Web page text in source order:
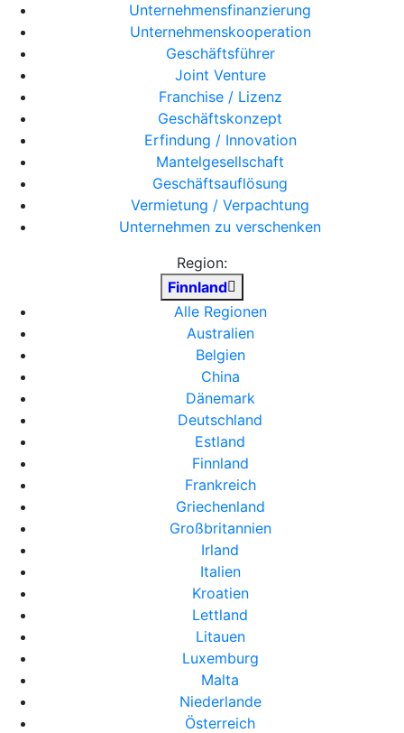
Unternehmensfinanzierung
Unternehmenskooperation
Geschäftsführer
Joint Venture
Franchise / Lizenz
Geschäftskonzept
Erfindung / Innovation
Mantelgesellschaft
Geschäftsauflösung
Vermietung / Verpachtung
Unternehmen zu verschenken
Region:
Finnland
Alle Regionen
Australien
Belgien
China
Dänemark
Deutschland
Estland
Finnland
Frankreich
Griechenland
Großbritannien
Irland
Italien
Kroatien
Lettland
Litauen
Luxemburg
Malta
Niederlande
Österreich